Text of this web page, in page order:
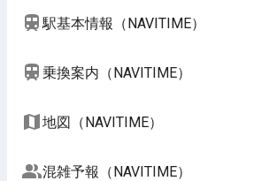
駅基本情報（NAVITIME）
乗換案内（NAVITIME）
地図（NAVITIME）
混雑予報（NAVITIME）